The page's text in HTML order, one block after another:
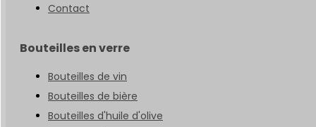
Contact
Bouteilles en verre
Bouteilles de vin
Bouteilles de bière
Bouteilles d'huile d'olive